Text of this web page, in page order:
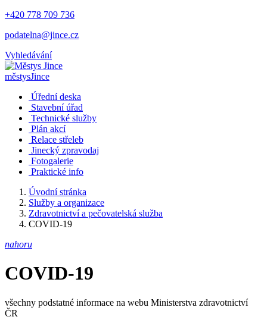
+420 778 709 736
podatelna@jince.cz
Vyhledávání
městysJince
Úřední deska
Stavební úřad
Technické služby
Plán akcí
Relace střeleb
Jinecký zpravodaj
Fotogalerie
Praktické info
Úvodní stránka
Služby a organizace
Zdravotnictví a pečovatelská služba
COVID-19
nahoru
COVID-19
všechny podstatné informace na webu Ministerstva zdravotnictví
ČR